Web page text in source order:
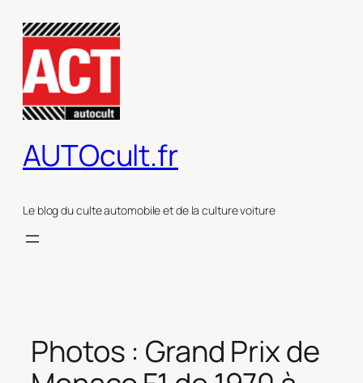
contenu
AUTOcult.fr
Le blog du culte automobile et de la culture voiture
Photos : Grand Prix de